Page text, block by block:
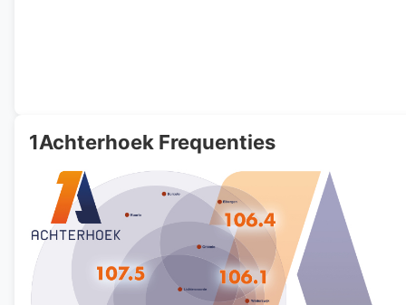
1Achterhoek Frequenties